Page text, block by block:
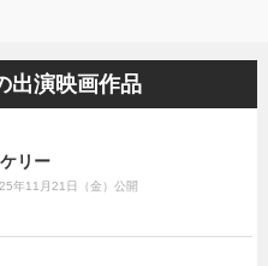
出演映画作品
リー
年11月21日（金）公開